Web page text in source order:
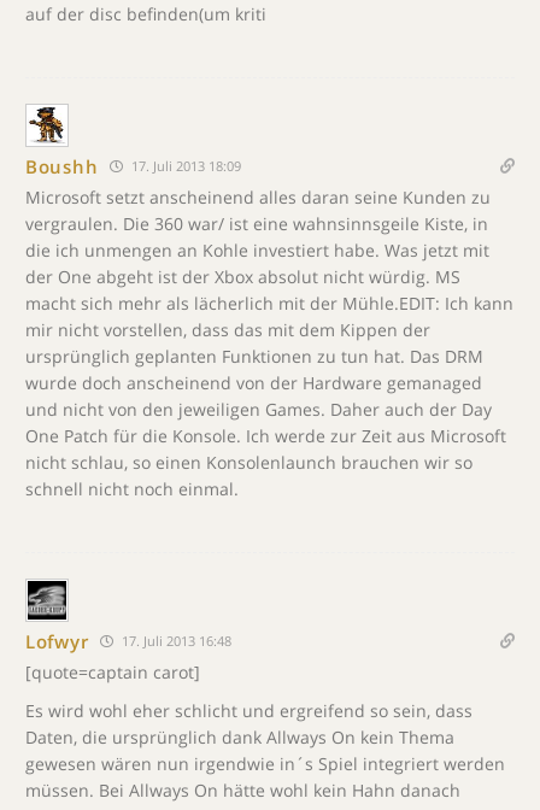
auf der disc befinden(um kriti
Boushh 17. Juli 2013 18:09
Microsoft setzt anscheinend alles daran seine Kunden zu
vergraulen. Die 360 war/ ist eine wahnsinnsgeile Kiste, in
die ich unmengen an Kohle investiert habe. Was jetzt mit
der One abgeht ist der Xbox absolut nicht würdig. MS
macht sich mehr als lächerlich mit der Mühle.EDIT: Ich kann
mir nicht vorstellen, dass das mit dem Kippen der
ursprünglich geplanten Funktionen zu tun hat. Das DRM
wurde doch anscheinend von der Hardware gemanaged
und nicht von den jeweiligen Games. Daher auch der Day
One Patch für die Konsole. Ich werde zur Zeit aus Microsoft
nicht schlau, so einen Konsolenlaunch brauchen wir so
schnell nicht noch einmal.
Lofwyr 17. Juli 2013 16:48
[quote=captain carot]
Es wird wohl eher schlicht und ergreifend so sein, dass
Daten, die ursprünglich dank Allways On kein Thema
gewesen wären nun irgendwie in´s Spiel integriert werden
müssen. Bei Allways On hätte wohl kein Hahn danach